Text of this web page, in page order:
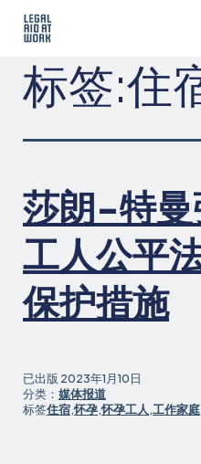
Aid
at
Work
标签:住
莎朗-特曼
工人公平
保护措施
已出版 2023年1月10日
分类： 媒体报道
标签住宿,怀孕,怀孕工人 ,工作家庭